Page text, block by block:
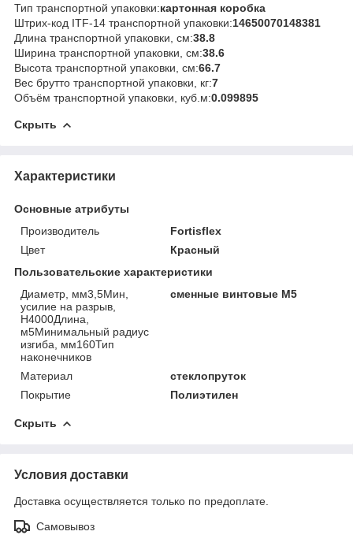
Тип транспортной упаковки:картонная коробка
Штрих-код ITF-14 транспортной упаковки:14650070148381
Длина транспортной упаковки, см:38.8
Ширина транспортной упаковки, см:38.6
Высота транспортной упаковки, см:66.7
Вес брутто транспортной упаковки, кг:7
Объём транспортной упаковки, куб.м:0.099895
Скрыть
Характеристики
Основные атрибуты
Производитель
Fortisflex
Цвет
Красный
Пользовательские характеристики
Диаметр, мм3,5Мин,
усилие на разрыв,
Н4000Длина,
м5Минимальный радиус
изгиба, мм160Тип
наконечников
сменные винтовые М5
Материал
стеклопруток
Покрытие
Полиэтилен
Скрыть
Условия доставки
Доставка осуществляется только по предоплате.
Самовывоз